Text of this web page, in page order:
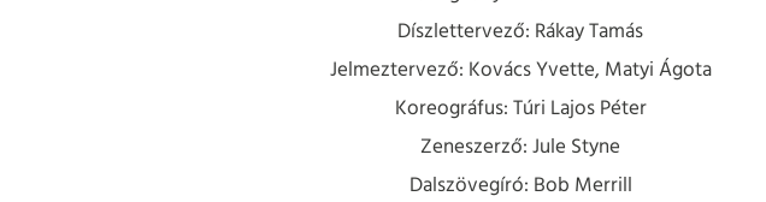
Díszlettervező: Rákay Tamás
Jelmeztervező: Kovács Yvette, Matyi Ágota
Koreográfus: Túri Lajos Péter
Zeneszerző: Jule Styne
Dalszövegíró: Bob Merrill